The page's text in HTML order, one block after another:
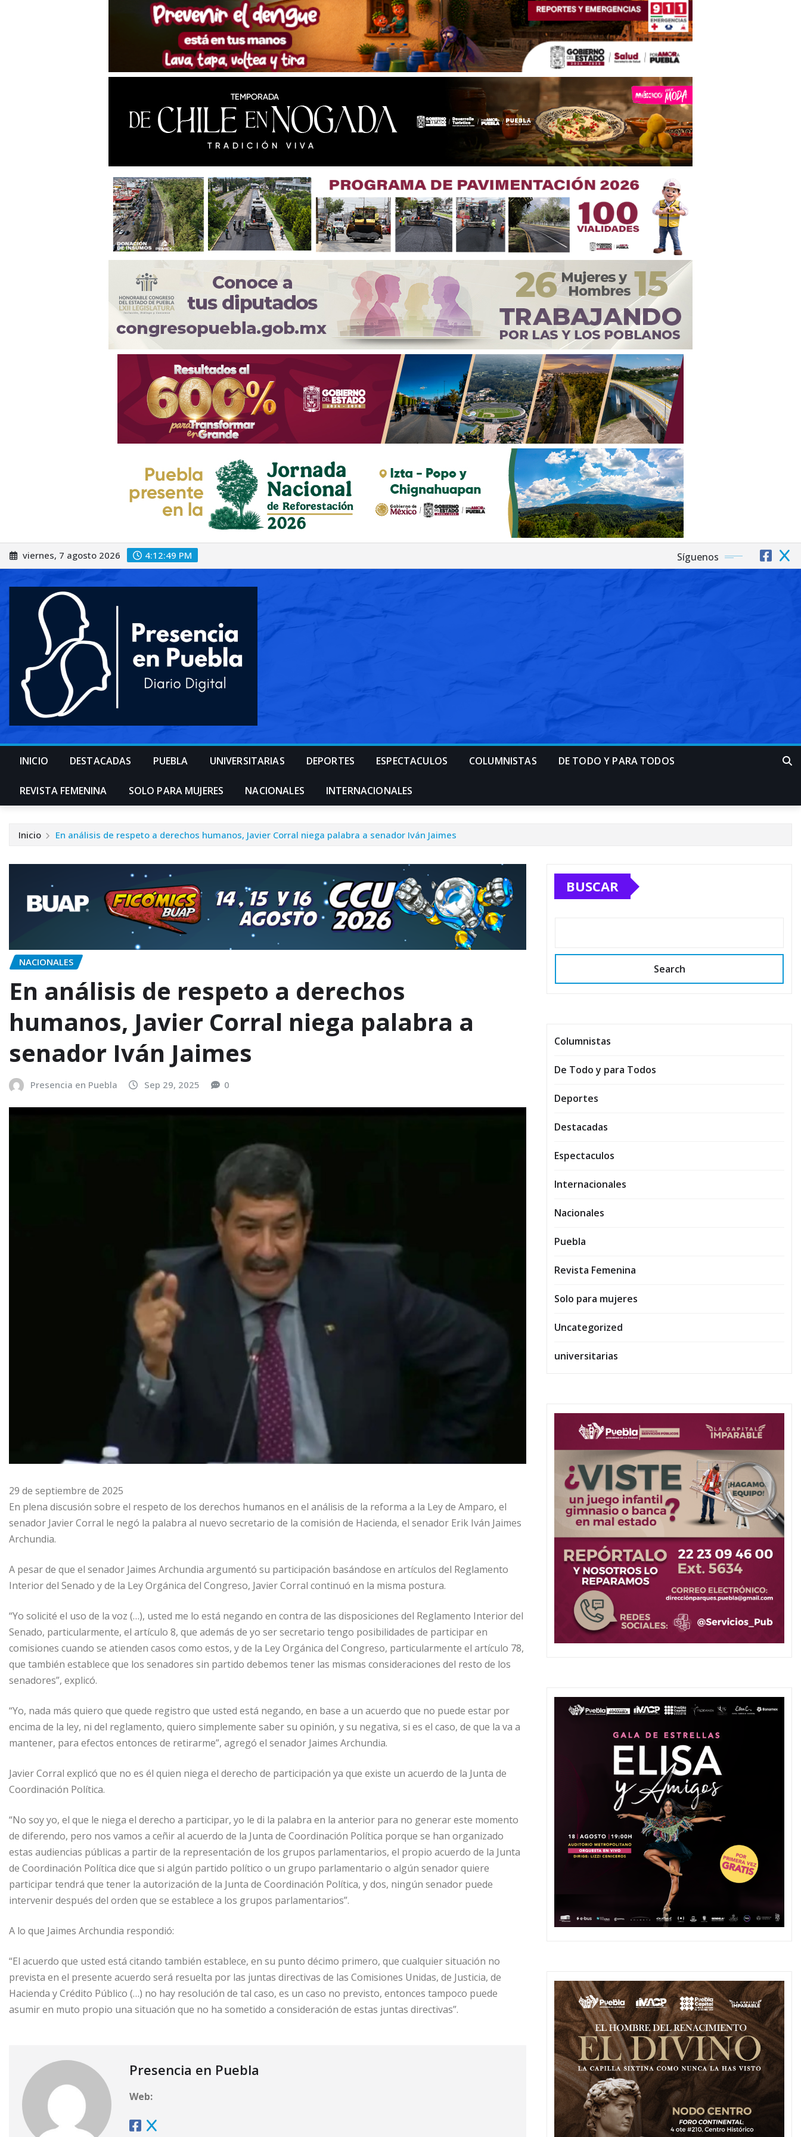
Saltar
al
viernes, 7 agosto 2026 4:12:51 PM Síguenos
INICIO DESTACADAS PUEBLA UNIVERSITARIAS DEPORTES ESPECTACULOS COLUMNISTAS DE TODO Y PARA TODOS
REVISTA FEMENINA SOLO PARA MUJERES NACIONALES INTERNACIONALES
Inicio En análisis de respeto a derechos humanos, Javier Corral niega palabra a senador Iván Jaimes
NACIONALES
En análisis de respeto a derechos
humanos, Javier Corral niega palabra a
senador Iván Jaimes
Presencia en Puebla Sep 29, 2025 0
29 de septiembre de 2025
En plena discusión sobre el respeto de los derechos humanos en el análisis de la reforma a la Ley de Amparo, el
senador Javier Corral le negó la palabra al nuevo secretario de la comisión de Hacienda, el senador Erik Iván Jaimes
Archundia.
A pesar de que el senador Jaimes Archundia argumentó su participación basándose en artículos del Reglamento
Interior del Senado y de la Ley Orgánica del Congreso, Javier Corral continuó en la misma postura.
“Yo solicité el uso de la voz (…), usted me lo está negando en contra de las disposiciones del Reglamento Interior del
Senado, particularmente, el artículo 8, que además de yo ser secretario tengo posibilidades de participar en
comisiones cuando se atienden casos como estos, y de la Ley Orgánica del Congreso, particularmente el artículo 78,
que también establece que los senadores sin partido debemos tener las mismas consideraciones del resto de los
senadores”, explicó.
“Yo, nada más quiero que quede registro que usted está negando, en base a un acuerdo que no puede estar por
encima de la ley, ni del reglamento, quiero simplemente saber su opinión, y su negativa, si es el caso, de que la va a
mantener, para efectos entonces de retirarme”, agregó el senador Jaimes Archundia.
Javier Corral explicó que no es él quien niega el derecho de participación ya que existe un acuerdo de la Junta de
Coordinación Política.
“No soy yo, el que le niega el derecho a participar, yo le di la palabra en la anterior para no generar este momento
de diferendo, pero nos vamos a ceñir al acuerdo de la Junta de Coordinación Política porque se han organizado
estas audiencias públicas a partir de la representación de los grupos parlamentarios, el propio acuerdo de la Junta
de Coordinación Política dice que si algún partido político o un grupo parlamentario o algún senador quiere
participar tendrá que tener la autorización de la Junta de Coordinación Política, y dos, ningún senador puede
intervenir después del orden que se establece a los grupos parlamentarios”.
A lo que Jaimes Archundia respondió:
“El acuerdo que usted está citando también establece, en su punto décimo primero, que cualquier situación no
prevista en el presente acuerdo será resuelta por las juntas directivas de las Comisiones Unidas, de Justicia, de
Hacienda y Crédito Público (…) no hay resolución de tal caso, es un caso no previsto, entonces tampoco puede
asumir en muto propio una situación que no ha sometido a consideración de estas juntas directivas”.
Presencia en Puebla
Web:
BUSCAR
Search
Columnistas
De Todo y para Todos
Deportes
Destacadas
Espectaculos
Internacionales
Nacionales
Puebla
Revista Femenina
Solo para mujeres
Uncategorized
universitarias